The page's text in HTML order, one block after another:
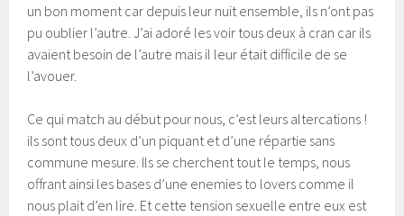
un bon moment car depuis leur nuit ensemble, ils n’ont pas
pu oublier l’autre. J’ai adoré les voir tous deux à cran car ils
avaient besoin de l’autre mais il leur était difficile de se
l’avouer.
Ce qui match au début pour nous, c’est leurs altercations !
ils sont tous deux d’un piquant et d’une répartie sans
commune mesure. Ils se cherchent tout le temps, nous
offrant ainsi les bases d’une enemies to lovers comme il
nous plait d’en lire. Et cette tension sexuelle entre eux est